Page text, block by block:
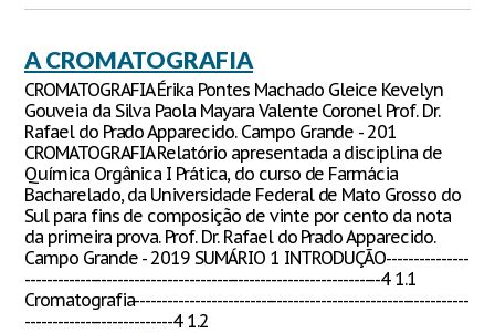
A CROMATOGRAFIA
CROMATOGRAFIA Érika Pontes Machado Gleice Kevelyn
Gouveia da Silva Paola Mayara Valente Coronel Prof. Dr.
Rafael do Prado Apparecido. Campo Grande - 201
CROMATOGRAFIA Relatório apresentada a disciplina de
Química Orgânica I Prática, do curso de Farmácia
Bacharelado, da Universidade Federal de Mato Grosso do
Sul para fins de composição de vinte por cento da nota
da primeira prova. Prof. Dr. Rafael do Prado Apparecido.
Campo Grande - 2019 SUMÁRIO 1 INTRODUÇÃO---------------
-----------------------------------------------------------------4 1.1
Cromatografia-------------------------------------------------------------
---------------------------4 1.2